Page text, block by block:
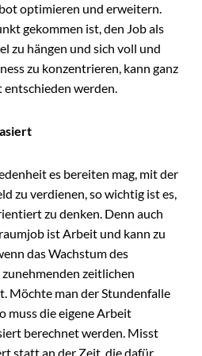
optimieren und erweitern.
gekommen ist, den Job als
zu hängen und sich voll und
zu konzentrieren, kann ganz
entschieden werden.
es bereiten mag, mit der
zu verdienen, so wichtig ist es,
zu denken. Denn auch
ist Arbeit und kann zu
das Wachstum des
zeitlichen
Möchte man der Stundenfalle
muss die eigene Arbeit
berechnet werden. Misst
statt an der Zeit, die dafür